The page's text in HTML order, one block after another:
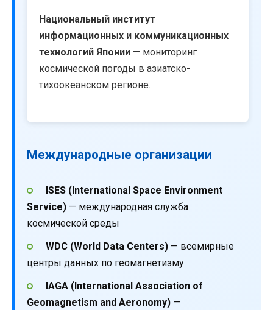
Национальный институт
информационных и коммуникационных
технологий Японии — мониторинг
космической погоды в азиатско-
тихоокеанском регионе.
Международные организации
ISES (International Space Environment
Service) — международная служба
космической среды
WDC (World Data Centers)— всемирные
центры данных по геомагнетизму
IAGA (International Association of
Geomagnetism and Aeronomy) —